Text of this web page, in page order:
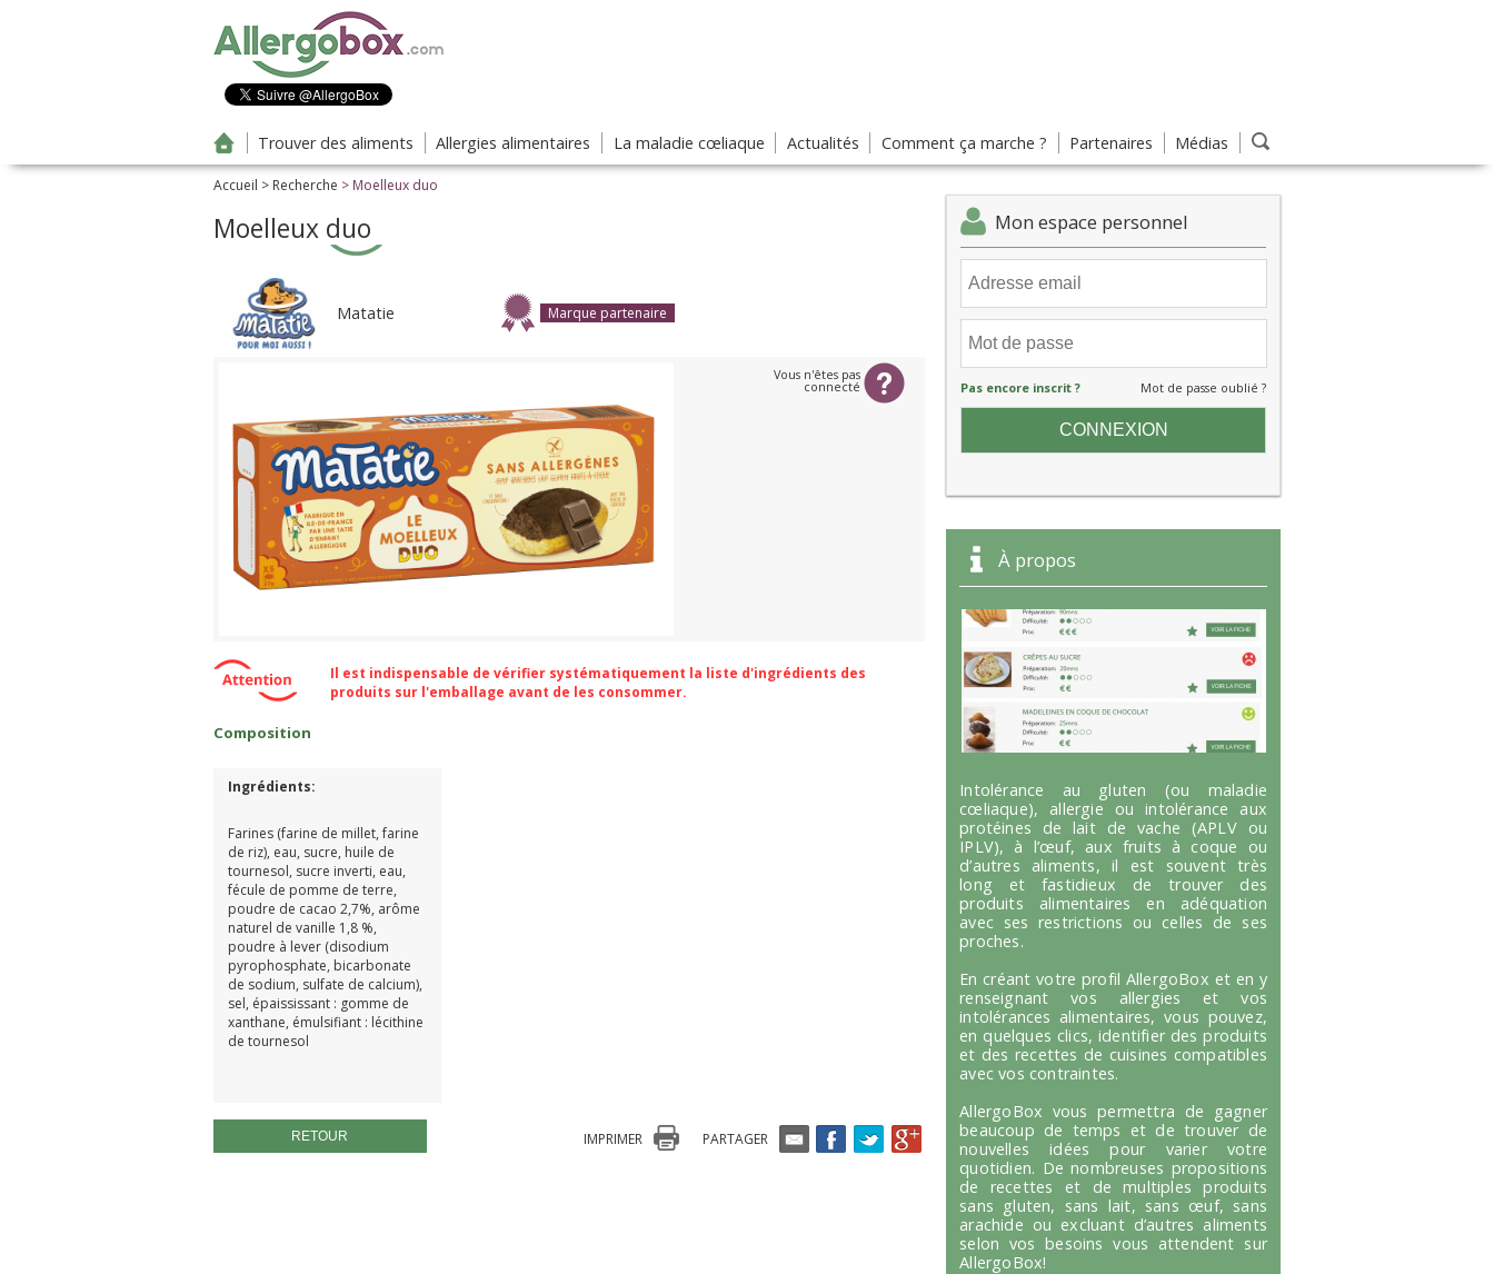
Trouver des aliments Allergies alimentaires La maladie cœliaque Actualités Comment ça marche ? Partenaires Médias
Accueil > Recherche > Moelleux duo
Mon espace personnel
Pas encore inscrit ? Mot de passe oublié ?
À propos
Intolérance au gluten (ou maladie
cœliaque), allergie ou intolérance aux
protéines de lait de vache (APLV ou
IPLV), à l’œuf, aux fruits à coque ou
d’autres aliments, il est souvent très
long et fastidieux de trouver des
produits alimentaires en adéquation
avec ses restrictions ou celles de ses
proches.
En créant votre profil AllergoBox et en y
renseignant vos allergies et vos
intolérances alimentaires, vous pouvez,
en quelques clics, identifier des produits
et des recettes de cuisines compatibles
avec vos contraintes.
AllergoBox vous permettra de gagner
beaucoup de temps et de trouver de
nouvelles idées pour varier votre
quotidien. De nombreuses propositions
de recettes et de multiples produits
sans gluten, sans lait, sans œuf, sans
arachide ou excluant d’autres aliments
selon vos besoins vous attendent sur
AllergoBox!
Moelleux duo
Matatie Marque partenaire
Vous n'êtes pas
connecté
Il est indispensable de vérifier systématiquement la liste d'ingrédients des
produits sur l'emballage avant de les consommer.
Composition
Ingrédients:
Farines (farine de millet, farine
de riz), eau, sucre, huile de
tournesol, sucre inverti, eau,
fécule de pomme de terre,
poudre de cacao 2,7%, arôme
naturel de vanille 1,8 %,
poudre à lever (disodium
pyrophosphate, bicarbonate
de sodium, sulfate de calcium),
sel, épaississant : gomme de
xanthane, émulsifiant : lécithine
de tournesol
RETOUR PARTAGER
IMPRIMER